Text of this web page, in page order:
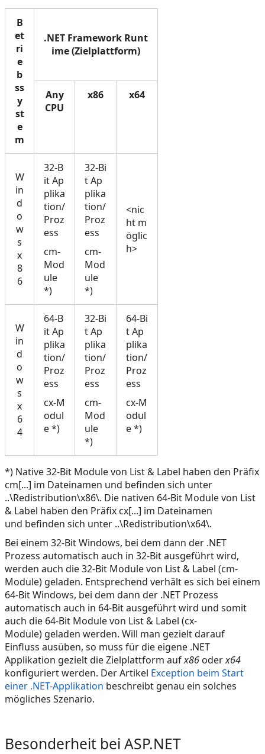
B
et
ri
e
b
ss
y
st
e
m
.NET Framework Runt
ime (Zielplattform)
Any
CPU
x86 x64
W
in
d
o
w
s
x
8
6
32-B
it Ap
plika
tion/
Proz
ess
cm-
Mod
ule
*)
32-Bi
t Ap
plika
tion/
Proz
ess
cm-
Mod
ule
*)
<nic
ht m
öglic
h>
W
in
d
o
w
s
x
6
4
64-B
it Ap
plika
tion/
Proz
ess
cx-M
odul
e *)
32-Bi
t Ap
plika
tion/
Proz
ess
cm-
Mod
ule
*)
64-Bi
t Ap
plika
tion/
Proz
ess
cx-M
odul
e *)
*) Native 32-Bit Module von List & Label haben den Präfix
cm[...] im Dateinamen und befinden sich unter
..\Redistribution\x86\. Die nativen 64-Bit Module von List
& Label haben den Präfix cx[...] im Dateinamen
und befinden sich unter ..\Redistribution\x64\.
Bei einem 32-Bit Windows, bei dem dann der .NET
Prozess automatisch auch in 32-Bit ausgeführt wird,
werden auch die 32-Bit Module von List & Label (cm-
Module) geladen. Entsprechend verhält es sich bei einem
64-Bit Windows, bei dem dann der .NET Prozess
automatisch auch in 64-Bit ausgeführt wird und somit
auch die 64-Bit Module von List & Label (cx-
Module) geladen werden. Will man gezielt darauf
Einfluss ausüben, so muss für die eigene .NET
Applikation gezielt die Zielplattform aufx86 oderx64
konfiguriert werden. Der Artikel Exception beim Start
einer .NET-Applikation beschreibt genau ein solches
mögliches Szenario.
Besonderheit bei ASP.NET